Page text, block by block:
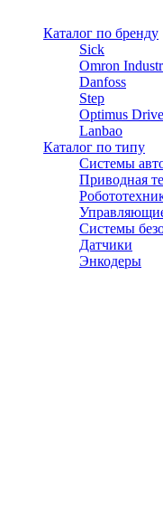
Каталог по бренду
Sick
Omron
Danfoss
Step
Optimus Drive
Lanbao
Каталог по типу
Системы
Приводная
Системы
Датчики
Энкодеры